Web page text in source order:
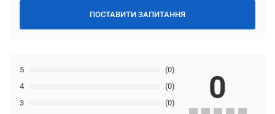
ПОСТАВИТИ ЗАПИТАННЯ
3 (0)
4 (0)
5 (0)
0